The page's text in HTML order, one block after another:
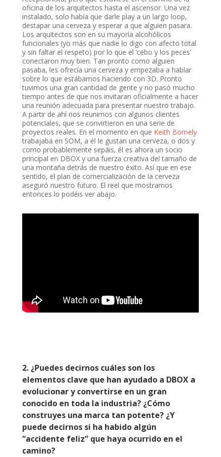
oficina de los arquitectos hasta el ascensor. Una vez
instalado, solo había que darle play a un largo loop,
destapar una cerveza y esperar a que alguien pasara.
Los arquitectos son en su mayoría alcohólicos
funcionales (yo más que nadie lo digo con afecto total
y sin faltar el respeto) por lo que el ‘cebo y los peces’
conectaron muy bien. Tan pronto como alguien
pasaba, les ofrecía una cerveza y empezaba a hablar
sobre lo que estábamos haciendo con 3D. Pronto
tuvimos una gran cantidad de gente y no pasó mucho
tiempo antes de que nos invitaran oficialmente a hacer
una reunión adecuada para presentar nuestro trabajo.
A partir de ahí nos reunimos con algunos clientes
potenciales, que se convirtieron en una serie de
proyectos reales. En el momento en que Keith Bomely
trabajaba en SOM, a él le gustan una cerveza, o dos y
como probablemente sepáis, él es ahora un socio
principal en DBOX y una fuerza creativa del tamaño de
una montaña detrás de nuestro éxito. Así que en ese
sentido, el plan de comercialización de la cerveza
aseguró nuestro futuro. El reel que mostramos
entonces lo podéis ver abajo.
2. ¿Puedes decirnos cuáles son los
elementos clave que han ayudado a DBOX a
evolucionar y convertirse en un gran
conocido en toda la industria? ¿Cómo
construyes una marca tan potente? ¿Y
puede decirnos si ha habido algún
“accidente feliz” que haya ocurrido en el
camino?